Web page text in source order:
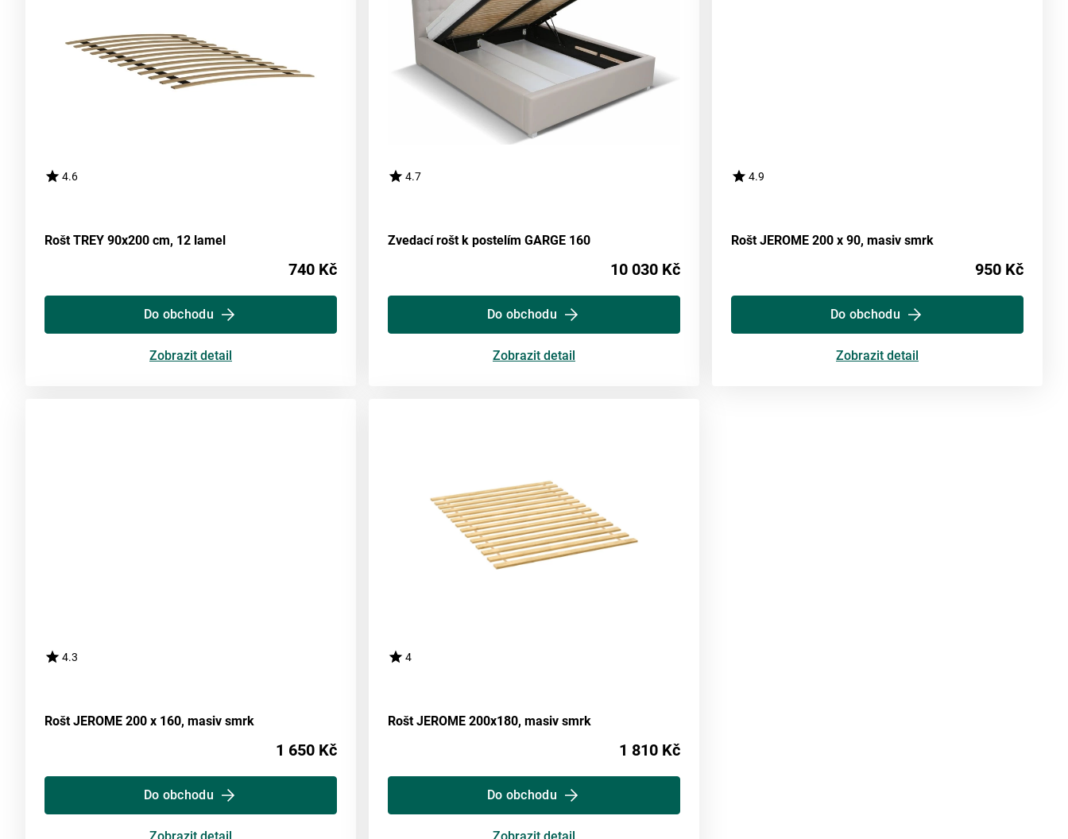
4.6
Rošt TREY 90x200 cm, 12 lamel
740 Kč
Do obchodu
Zobrazit detail
4.7
Zvedací rošt k postelím GARGE 160
10 030 Kč
Do obchodu
Zobrazit detail
4.9
Rošt JEROME 200 x 90, masiv smrk
950 Kč
Do obchodu
Zobrazit detail
4.3
Rošt JEROME 200 x 160, masiv smrk
1 650 Kč
Do obchodu
4
Rošt JEROME 200x180, masiv smrk
1 810 Kč
Do obchodu